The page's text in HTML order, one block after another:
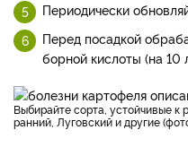
Периодически
Перед посадкой
борной кислоты (на 10
Выбирайте сорта, устойчивые к различным заболеваниям – Жуковский
ранний, Луговский и другие